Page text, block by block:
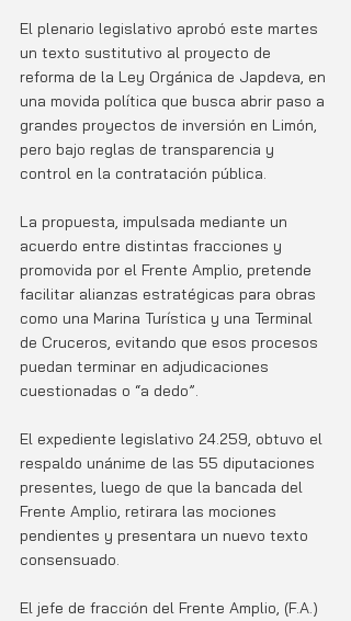
El plenario legislativo aprobó este martes
un texto sustitutivo al proyecto de
reforma de la Ley Orgánica de Japdeva, en
una movida política que busca abrir paso a
grandes proyectos de inversión en Limón,
pero bajo reglas de transparencia y
control en la contratación pública.
La propuesta, impulsada mediante un
acuerdo entre distintas fracciones y
promovida por el Frente Amplio, pretende
facilitar alianzas estratégicas para obras
como una Marina Turística y una Terminal
de Cruceros, evitando que esos procesos
puedan terminar en adjudicaciones
cuestionadas o “a dedo”.
El expediente legislativo 24.259, obtuvo el
respaldo unánime de las 55 diputaciones
presentes, luego de que la bancada del
Frente Amplio, retirara las mociones
pendientes y presentara un nuevo texto
consensuado.
El jefe de fracción del Frente Amplio, (F.A.)